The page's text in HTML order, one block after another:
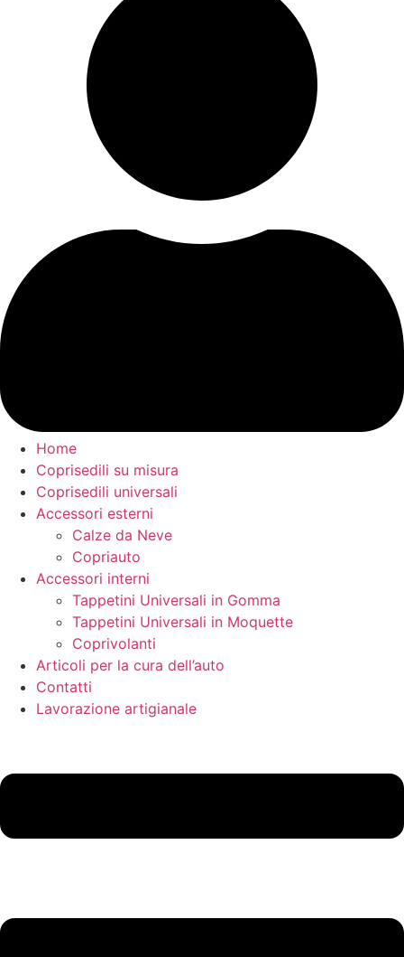
Home
Coprisedili su misura
Coprisedili universali
Accessori esterni
Calze da Neve
Copriauto
Accessori interni
Tappetini Universali in Gomma
Tappetini Universali in Moquette
Coprivolanti
Articoli per la cura dell’auto
Contatti
Lavorazione artigianale